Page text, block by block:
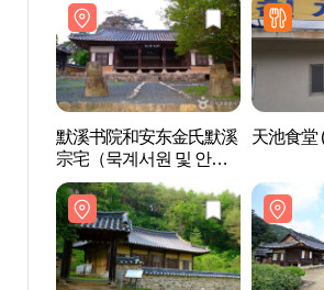
默溪书院和安东金氏默溪
宗宅（묵계서원 및 안동
김씨 묵계종택）
天池食堂